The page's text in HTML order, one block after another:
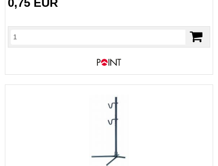
0,75 EUR